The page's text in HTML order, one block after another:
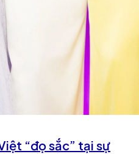
“đọ sắc” tại sự